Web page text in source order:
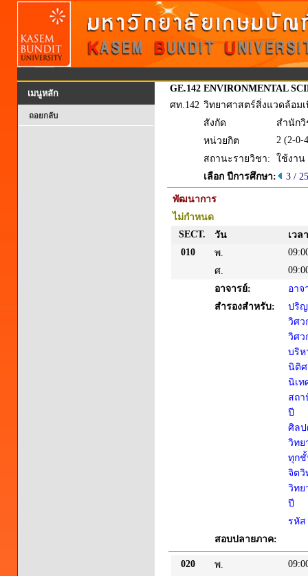
เมนูหลัก
ถอยกลับ
GE.142 ENVIRONMENTAL
ศท.142 วิทยาศาสตร์สิ่งแวดล้อม
สังกัด
สำนัก
หน่วยกิต
2 (2-0-
สถานะรายวิชา:
ใช้งาน
เลือก ปีการศึกษา:
3 /
พัฒนาการ
ไม่กำหนด
SECT.
วัน
เวลา
010
พ.
ศ.
อาจารย์:
อา
สำรองสำหรับ:
ปริญ
วิศว
วิศว
บริห
นิติศ
นิเท
สถ
ปี
ศิลป
วิทย
ทุก
จิตวิ
วิทย
ปี
รหัส
สอบปลายภาค:
020 พ.